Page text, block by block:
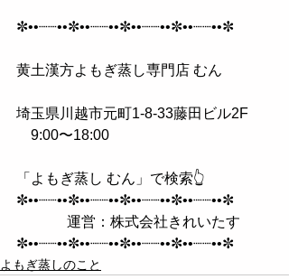
✼••┈┈••✼••┈┈••✼••┈┈••✼••┈┈••✼
黄土漢方よもぎ蒸し専門店 むん
埼玉県川越市元町1-8-33藤田ビル2F
9:00〜18:00
「よもぎ蒸し むん」で検索👆
✼••┈┈••✼••┈┈••✼••┈┈••✼••┈┈••✼
運営：株式会社きれいたす
✼••┈┈••✼••┈┈••✼••┈┈••✼••┈┈••✼
よもぎ蒸しのこと